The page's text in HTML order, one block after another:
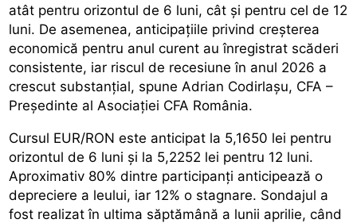
atât pentru orizontul de 6 luni, cât și pentru cel de 12
luni. De asemenea, anticipațiile privind creșterea
economică pentru anul curent au înregistrat scăderi
consistente, iar riscul de recesiune în anul 2026 a
crescut substanțial, spune Adrian Codirlașu, CFA –
Președinte al Asociației CFA România.
Cursul EUR/RON este anticipat la 5,1650 lei pentru
orizontul de 6 luni și la 5,2252 lei pentru 12 luni.
Aproximativ 80% dintre participanți anticipează o
depreciere a leului, iar 12% o stagnare. Sondajul a
fost realizat în ultima săptămână a lunii aprilie, când